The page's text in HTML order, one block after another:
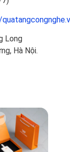
Long
Hà Nội.